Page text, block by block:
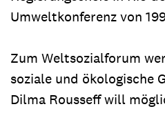
Umweltkonferenz von
Zum Weltsozialforum
soziale und
Dilma Rousseff will